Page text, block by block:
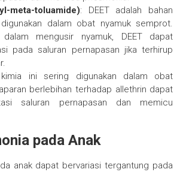
meta-toluamide): DEET adalah bahan
dalam obat nyamuk semprot.
mengusir nyamuk, DEET dapat
pada saluran pernapasan jika terhirup
ini sering digunakan dalam obat
berlebihan terhadap allethrin dapat
saluran pernapasan dan memicu
pada Anak
anak dapat bervariasi tergantung pada